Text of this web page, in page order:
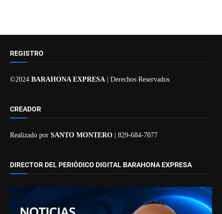
REGISTRO
©2024 BARAHONA EXPRESA | Derechos Reservados
CREADOR
Realizado por SANTO MONTERO | 829-684-7077
DIRECTOR DEL PERIÓDICO DIGITAL BARAHONA EXPRESA